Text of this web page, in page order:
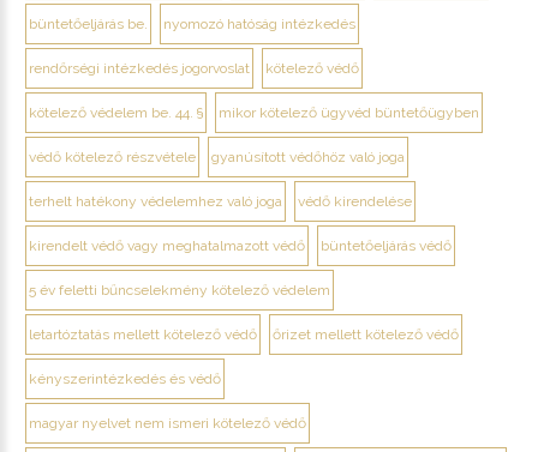
büntetőeljárás be. nyomozó hatóság intézkedés
rendőrségi intézkedés jogorvoslat kötelező védő
kötelező védelem be. 44. § mikor kötelező ügyvéd büntetőügyben
védő kötelező részvétele gyanúsított védőhöz való joga
terhelt hatékony védelemhez való joga védő kirendelése
kirendelt védő vagy meghatalmazott védő büntetőeljárás védő
5 év feletti bűncselekmény kötelező védelem
letartóztatás mellett kötelező védő őrizet mellett kötelező védő
kényszerintézkedés és védő
magyar nyelvet nem ismeri kötelező védő